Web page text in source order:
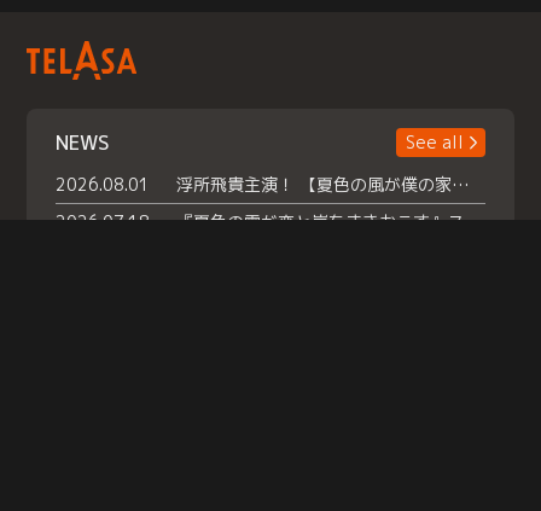
NEWS
See all
2026.08.01
浮所飛貴主演！ 【夏色の風が僕の家にやってきた】 本日よりテラサで独占配信スタート！
2026.07.18
『夏色の雲が恋と嵐をまきおこす』スペシャルメイキング 【Part1】2026年７月18日（土）23時30分～配信スタート！話題のシーンの裏側を大公開！豪華キャスト大集合！ 『武宮家 真夏の家族会議』開催！